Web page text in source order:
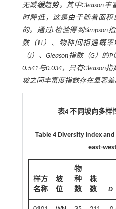
无减缓趋势。其中Gleason丰
时降低，这是由于随着面
的。通过t检验得到Simpson
数（H）、物种间相遇概率
（J）、Gleason指数（G）的P
0.541与0.034，只有Gleason指
坡之间丰富度指数存在显著差
表4 不同坡向多样
Table 4 Diversity index
east-
样方
名称
坡
位
物
种
数
株
数
D